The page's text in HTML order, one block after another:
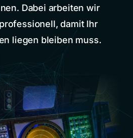
Dabei arbeiten wir
damit Ihr
liegen bleiben muss.